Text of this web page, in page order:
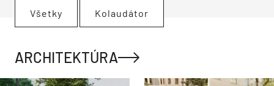
Všetky Kolaudátor
ARCHITEKTÚRA